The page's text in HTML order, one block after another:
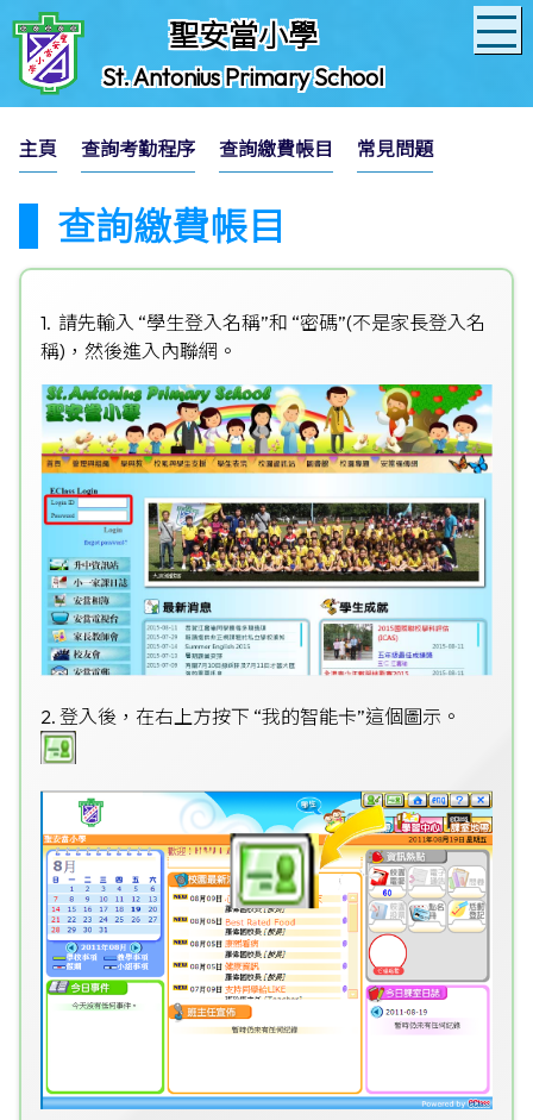
聖安當小學
St. Antonius Primary School
主頁 查詢考勤程序 查詢繳費帳目 常見問題
查詢繳費帳目
1. 請先輸入 “學生登入名稱”和 “密碼”(不是家長登入名
稱)，然後進入內聯網。
2. 登入後，在右上方按下 “我的智能卡”這個圖示。